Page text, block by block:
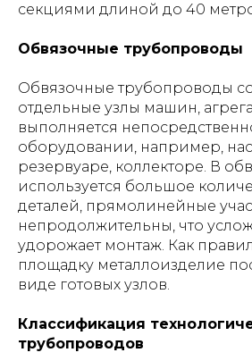
секциями длиной до 40
Обвязочные трубопроводы
Обвязочные трубопроводы
отдельные узлы машин,
выполняется
оборудовании, например,
резервуаре, коллекторе. В
используется большое
деталей, прямолинейные
непродолжительны, что
удорожает монтаж. Как
площадку металлоизделие
виде готовых узлов.
Классификация
трубопроводов